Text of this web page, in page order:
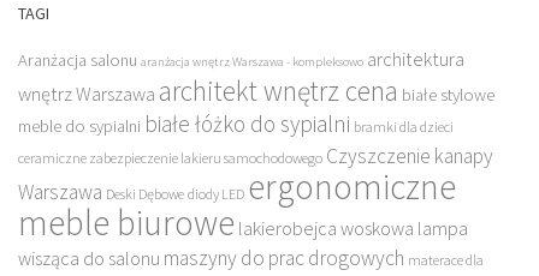
TAGI
Aranżacja salonu aranżacja wnętrz Warszawa - kompleksowo architektura
wnętrz Warszawa architekt wnętrz cena białe stylowe
meble do sypialni białe łóżko do sypialni bramki dla dzieci
ceramiczne zabezpieczenie lakieru samochodowego Czyszczenie kanapy
Warszawa Deski Dębowe diody LED ergonomiczne
meble biurowe lakierobejca woskowa lampa
wisząca do salonu maszyny do prac drogowych materace dla